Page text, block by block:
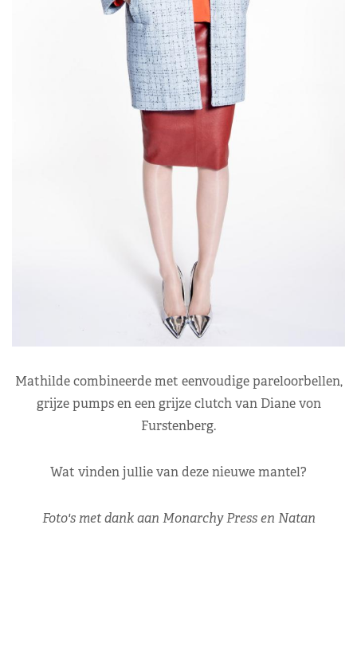
Mathilde combineerde met eenvoudige pareloorbellen,
grijze pumps en een grijze clutch van Diane von
Furstenberg.
Wat vinden jullie van deze nieuwe mantel?
Foto's met dank aan Monarchy Press en Natan